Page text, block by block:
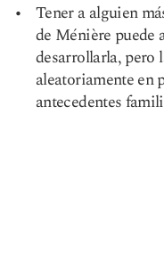
Tener a alguien
de Ménière puede
desarrollarla, pero
aleatoriamente en
antecedentes